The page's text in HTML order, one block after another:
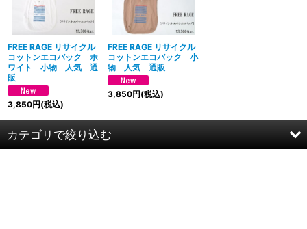
並び順:
絞り込む
FREE RAGE リサイクル
コットンエコバック ホ
ワイト 小物 人気 通
販
3,850円(税込)
FREE RAGE リサイクル
コットンエコバック 小
物 人気 通販
3,850円(税込)
カテゴリで絞り込む